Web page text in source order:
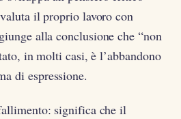
il proprio lavoro con
alla conclusione che “non
in molti casi, è l’abbandono
di espressione.
significa che il